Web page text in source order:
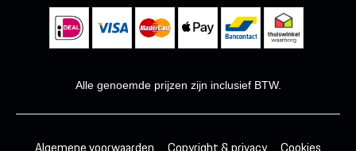
Alle genoemde prijzen zijn inclusief BTW.